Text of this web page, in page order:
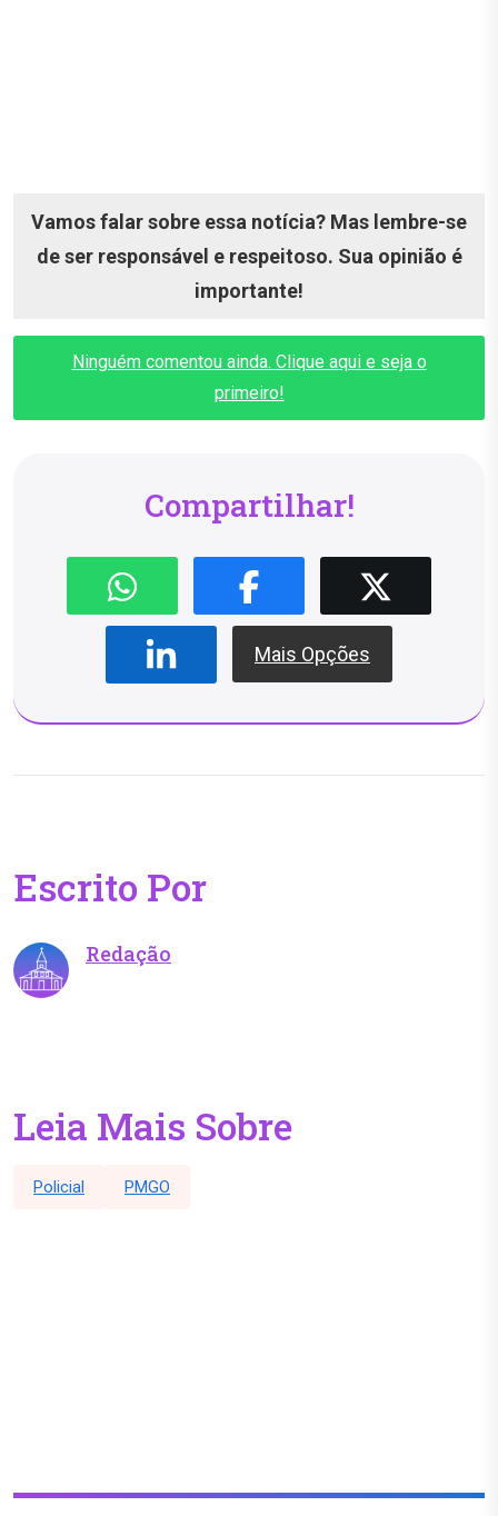
Vamos falar sobre essa notícia? Mas lembre-se
de ser responsável e respeitoso. Sua opinião é
importante!
Ninguém comentou ainda. Clique aqui e seja o
primeiro!
Compartilhar!
Mais Opções
Escrito Por
Redação
Leia Mais Sobre
Policial PMGO